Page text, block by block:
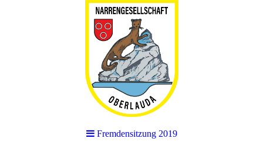
Fremdensitzung 2019